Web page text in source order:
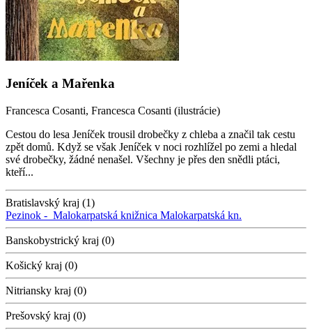
Jeníček a Mařenka
Francesca Cosanti, Francesca Cosanti (ilustrácie)
Cestou do lesa Jeníček trousil drobečky z chleba a značil tak cestu
zpět domů. Když se však Jeníček v noci rozhlížel po zemi a hledal
své drobečky, žádné nenašel. Všechny je přes den snědli ptáci,
kteří...
Bratislavský kraj (1)
Pezinok - Malokarpatská knižnica Malokarpatská kn.
Banskobystrický kraj (0)
Košický kraj (0)
Nitriansky kraj (0)
Prešovský kraj (0)